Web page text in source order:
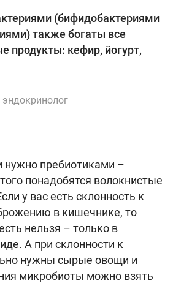
(бифидобактериями
также богаты все
продукты: кефир, йогурт,
эндокринолог
нужно пребиотиками –
понадобятся волокнистые
у вас есть склонность к
в кишечнике, то
нельзя – только в
А при склонности к
нужны сырые овощи и
микробиоты можно взять